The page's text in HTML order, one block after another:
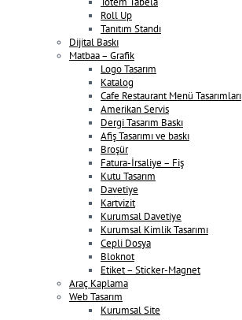
Roll Up
Tanıtım Standı
Dijital Baskı
Matbaa – Grafik
Logo Tasarım
Katalog
Cafe Restaurant Menü Tasarımları
Amerikan Servis
Dergi Tasarım Baskı
Afiş Tasarımı ve baskı
Broşür
Fatura-İrsaliye – Fiş
Kutu Tasarım
Davetiye
Kartvizit
Kurumsal Davetiye
Kurumsal Kimlik Tasarımı
Cepli Dosya
Bloknot
Etiket – Sticker-Magnet
Araç Kaplama
Web Tasarım
Kurumsal Site